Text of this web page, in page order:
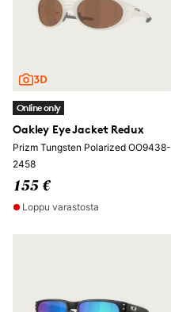
Online only
Oakley Eye Jacket Redux
Prizm Tungsten Polarized OO9438-
2458
155 €
Loppu varastosta